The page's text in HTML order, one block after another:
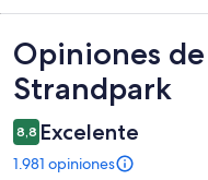
Opiniones
Opiniones de
Strandpark
8,8 Excelente
1.981 opiniones